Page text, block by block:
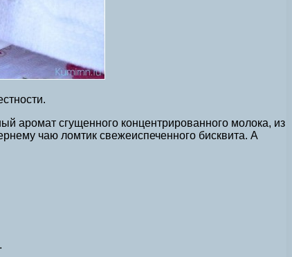
аромат сгущенного концентрированного молока, из
чаю ломтик свежеиспеченного бисквита. А